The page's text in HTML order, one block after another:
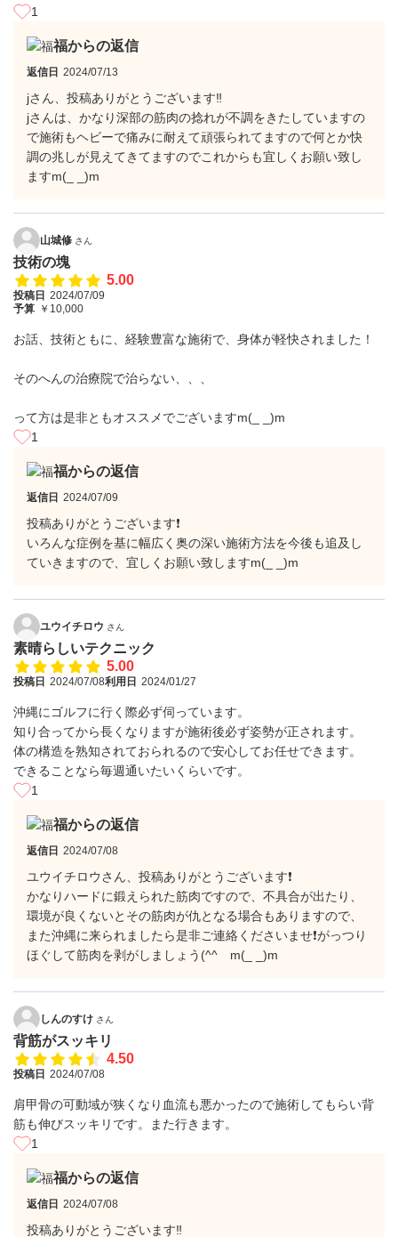
1
福からの返信
返信日 2024/07/13
jさん、投稿ありがとうございます‼️
jさんは、かなり深部の筋肉の捻れが不調をきたしていますの
で施術もヘビーで痛みに耐えて頑張られてますので何とか快
調の兆しが見えてきてますのでこれからも宜しくお願い致し
ますm(_ _)m
山城修 さん
技術の塊
5.00
投稿日 2024/07/09
予算 ￥10,000
お話、技術ともに、経験豊富な施術で、身体が軽快されました！
そのへんの治療院で治らない、、、
って方は是非ともオススメでございますm(_ _)m
1
福からの返信
返信日 2024/07/09
投稿ありがとうございます❗
いろんな症例を基に幅広く奥の深い施術方法を今後も追及し
ていきますので、宜しくお願い致しますm(_ _)m
ユウイチロウ さん
素晴らしいテクニック
5.00
投稿日 2024/07/08利用日 2024/01/27
沖縄にゴルフに行く際必ず伺っています。
知り合ってから長くなりますが施術後必ず姿勢が正されます。
体の構造を熟知されておられるので安心してお任せできます。
できることなら毎週通いたいくらいです。
1
福からの返信
返信日 2024/07/08
ユウイチロウさん、投稿ありがとうございます❗
かなりハードに鍛えられた筋肉ですので、不具合が出たり、
環境が良くないとその筋肉が仇となる場合もありますので、
また沖縄に来られましたら是非ご連絡くださいませ❗がっつり
ほぐして筋肉を剥がしましょう(^^ゞm(_ _)m
しんのすけ さん
背筋がスッキリ
4.50
投稿日 2024/07/08
肩甲骨の可動域が狭くなり血流も悪かったので施術してもらい背
筋も伸びスッキリです。また行きます。
1
福からの返信
返信日 2024/07/08
投稿ありがとうございます‼️